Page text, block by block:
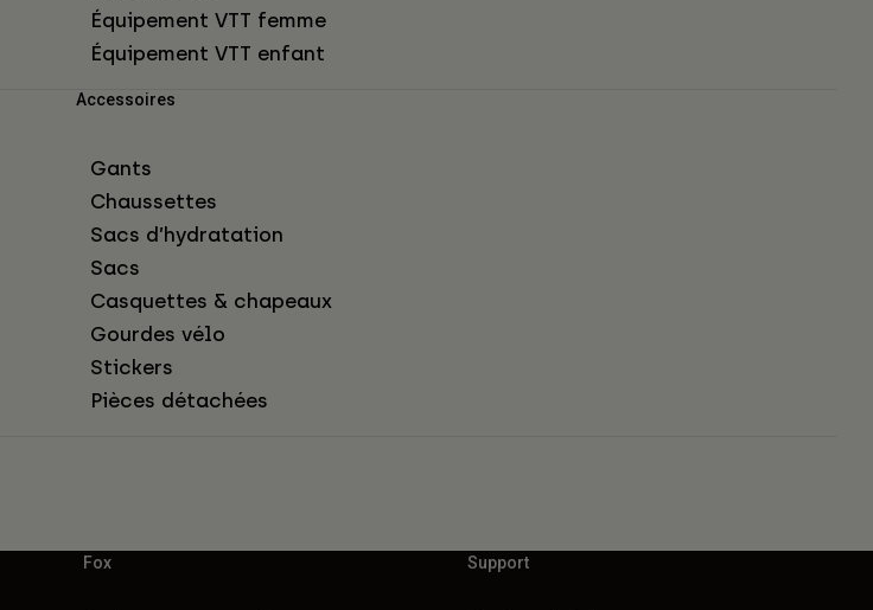
Équipement VTT femme
Équipement VTT enfant
Accessoires
Gants
Chaussettes
Sacs d’hydratation
Sacs
Casquettes & chapeaux
Gourdes vélo
Stickers
Pièces détachées
Fox Support